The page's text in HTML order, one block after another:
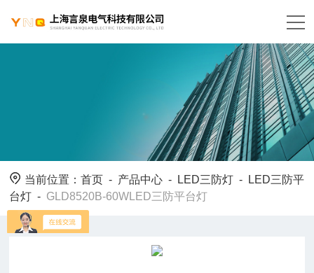
当前位置：首页 - 产品中心 - LED三防灯 -
LED三防平
台灯 - GLD8520B-60WLED三防平台灯